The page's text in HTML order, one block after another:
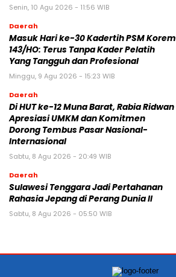
Senin, 10 Agu 2026 - 11:56 WIB
Daerah
Masuk Hari ke-30 Kadertih PSM Korem
143/HO: Terus Tanpa Kader Pelatih
Yang Tangguh dan Profesional
Minggu, 9 Agu 2026 - 15:23 WIB
Daerah
Di HUT ke-12 Muna Barat, Rabia Ridwan
Apresiasi UMKM dan Komitmen
Dorong Tembus Pasar Nasional-
Internasional
Sabtu, 8 Agu 2026 - 20:49 WIB
Daerah
Sulawesi Tenggara Jadi Pertahanan
Rahasia Jepang di Perang Dunia II
Sabtu, 8 Agu 2026 - 05:50 WIB